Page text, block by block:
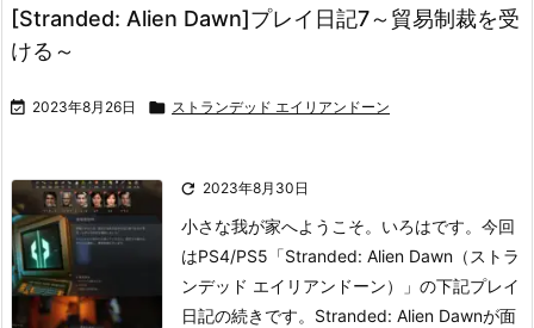
[Stranded: Alien Dawn]プレイ日記7～貿易制裁を受
ける～
 2023年8月26日  ストランデッド エイリアンドーン
 2023年8月30日
小さな我が家へようこそ。いろはです。 今回
はPS4/PS5「Stranded: Alien Dawn（ストラ
ンデッド エイリアンドーン）」の下記プレイ
日記の続きです。 Stranded: Alien Dawnが面